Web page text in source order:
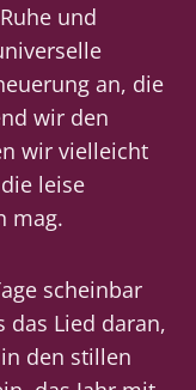
und
an, die
wir den
wir vielleicht
leise
mag.
scheinbar
das Lied daran,
den stillen